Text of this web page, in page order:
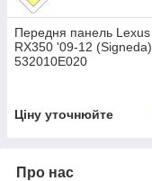
Передня панель Lexus
RX350 '09-12 (Signeda)
532010E020
Ціну уточнюйте
Про нас